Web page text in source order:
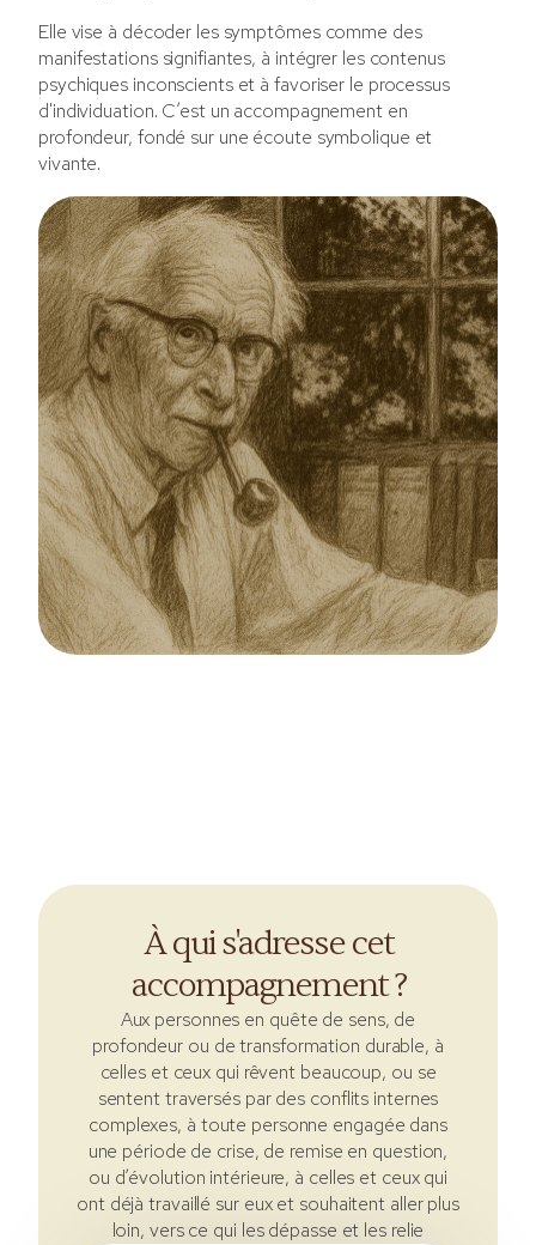
Elle vise à décoder les symptômes comme des
manifestations signifiantes, à intégrer les contenus
psychiques inconscients et à favoriser le processus
d'individuation. C’est un accompagnement en
profondeur, fondé sur une écoute symbolique et
vivante.
À qui s'adresse cet
accompagnement ?
Aux personnes en quête de sens, de
profondeur ou de transformation durable, à
celles et ceux qui rêvent beaucoup, ou se
sentent traversés par des conflits internes
complexes, à toute personne engagée dans
une période de crise, de remise en question,
ou d’évolution intérieure, à celles et ceux qui
ont déjà travaillé sur eux et souhaitent aller plus
loin, vers ce qui les dépasse et les relie